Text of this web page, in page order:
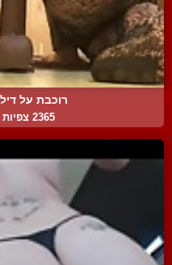
רוכבת על
2365 צפיות